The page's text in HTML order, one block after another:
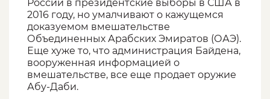
России в президентские выборы в США в
2016 году, но умалчивают о кажущемся
доказуемом вмешательстве
Объединенных Арабских Эмиратов (ОАЭ).
Еще хуже то, что администрация Байдена,
вооруженная информацией о
вмешательстве, все еще продает оружие
Абу-Даби.